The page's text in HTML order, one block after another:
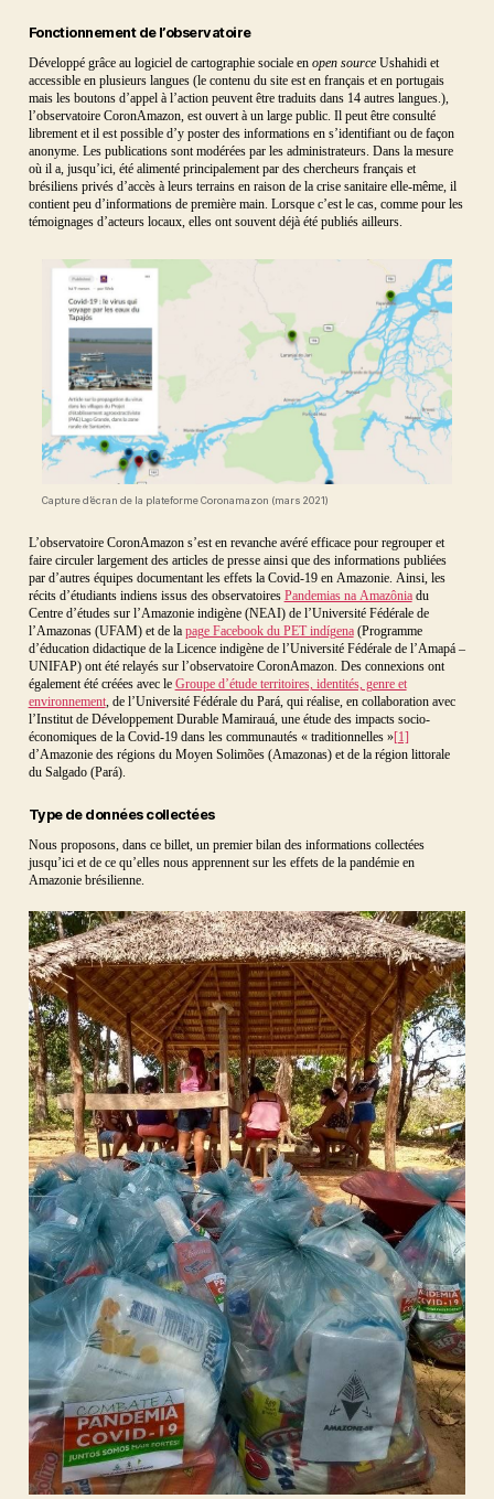
Fonctionnement de l’observatoire
Développé grâce au logiciel de cartographie sociale en open sourceUshahidi et
accessible en plusieurs langues (le contenu du site est en français et en portugais
mais les boutons d’appel à l’action peuvent être traduits dans 14 autres langues.),
l’observatoire CoronAmazon, est ouvert à un large public. Il peut être consulté
librement et il est possible d’y poster des informations en s’identifiant ou de façon
anonyme. Les publications sont modérées par les administrateurs. Dans la mesure
où il a, jusqu’ici, été alimenté principalement par des chercheurs français et
brésiliens privés d’accès à leurs terrains en raison de la crise sanitaire elle-même, il
contient peu d’informations de première main. Lorsque c’est le cas, comme pour les
témoignages d’acteurs locaux, elles ont souvent déjà été publiés ailleurs.
Capture d’écran de la plateforme Coronamazon (mars 2021)
L’observatoire CoronAmazon s’est en revanche avéré efficace pour regrouper et
faire circuler largement des articles de presse ainsi que des informations publiées
par d’autres équipes documentant les effets la Covid-19 en Amazonie. Ainsi, les
récits d’étudiants indiens issus des observatoires Pandemias na Amazôniadu
Centre d’études sur l’Amazonie indigène (NEAI) de l’Université Fédérale de
l’Amazonas (UFAM) et de la page Facebook du PET indígena(Programme
d’éducation didactique de la Licence indigène de l’Université Fédérale de l’Amapá –
UNIFAP) ont été relayés sur l’observatoire CoronAmazon. Des connexions ont
également été créées avec le Groupe d’étude territoires, identités, genre et
environnement, de l’Université Fédérale du Pará, qui réalise, en collaboration avec
l’Institut de Développement Durable Mamirauá, une étude des impacts socio-
économiques de la Covid-19 dans les communautés « traditionnelles »[1]
d’Amazonie des régions du Moyen Solimões (Amazonas) et de la région littorale
du Salgado (Pará).
Type de données collectées
Nous proposons, dans ce billet, un premier bilan des informations collectées
jusqu’ici et de ce qu’elles nous apprennent sur les effets de la pandémie en
Amazonie brésilienne.